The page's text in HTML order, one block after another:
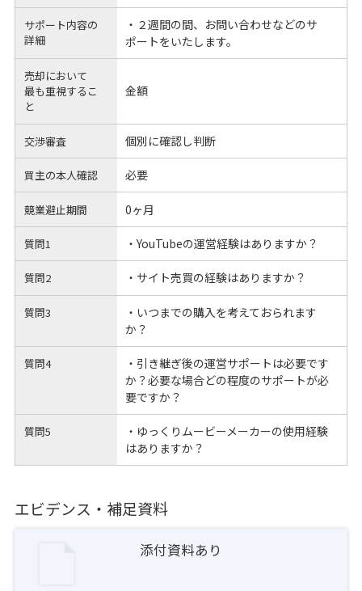
サポート内容の
詳細
・２週間の間、お問い合わせなどのサ
ポートをいたします。
売却において
最も重視するこ
と
金額
交渉審査 個別に確認し判断
買主の本人確認 必要
競業避止期間 0ヶ月
質問1 ・YouTubeの運営経験はありますか？
質問2 ・サイト売買の経験はありますか？
質問3
・いつまでの購入を考えておられます
か？
質問4
・引き継ぎ後の運営サポートは必要です
か？必要な場合どの程度のサポートが必
要ですか？
質問5
・ゆっくりムービーメーカーの使用経験
はありますか？
エビデンス・補足資料
添付資料あり